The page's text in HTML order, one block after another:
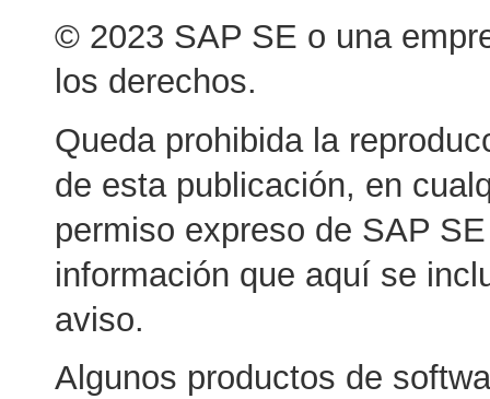
© 2023 SAP SE o una
los derechos.
Queda prohibida la
de esta publicación, en
permiso expreso de SAP
información que aquí se
aviso.
Algunos productos de